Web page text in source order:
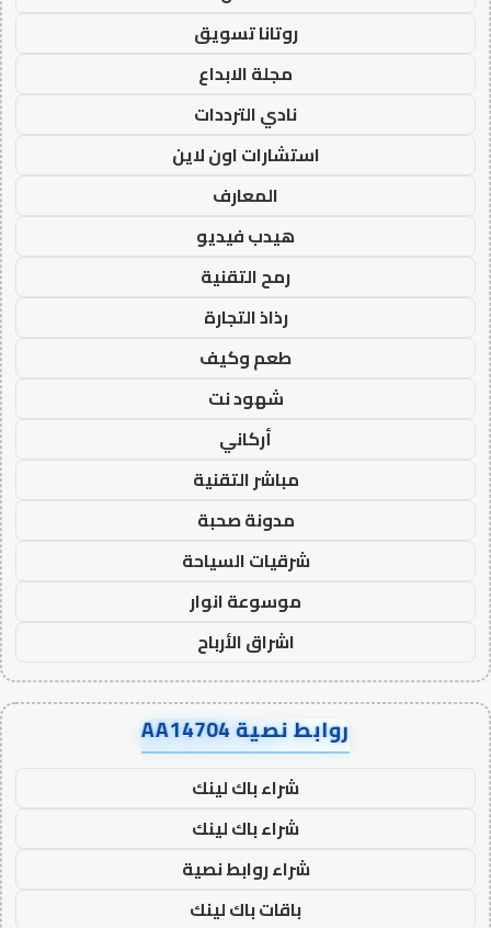
روتانا تسويق
مجلة الابداع
نادي الترددات
استشارات اون لاين
المعارف
هيدب فيديو
رمح التقنية
رذاذ التجارة
طعم وكيف
شهود نت
أركاني
مباشر التقنية
مدونة صحبة
شرقيات السياحة
موسوعة انوار
اشراق الأرباح
روابط نصية AA14704
شراء باك لينك
شراء باك لينك
شراء روابط نصية
باقات باك لينك